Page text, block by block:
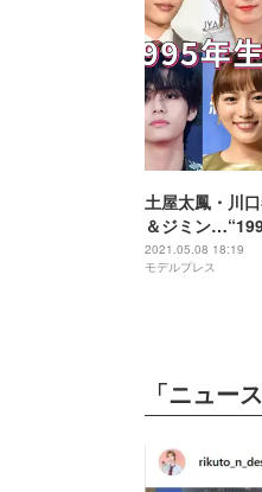
土屋太鳳・川
＆ジミン
実力派揃い
2021.05.08 18:19
モデルプレス
「ニュー